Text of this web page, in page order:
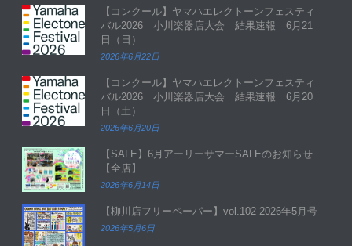
【コンクール】ヤマハエレクトーンフェスティ
バル2026 小川楽器店大会 結果速報 6月21
日（日）
2026年6月22日
【コンクール】ヤマハエレクトーンフェスティ
バル2026 小川楽器店大会 結果速報 6月20
日（土）
2026年6月20日
【SALE】6月アーリーサマーSALEのお知らせ
【全店】
2026年6月14日
【柳川店フリーペーパー】vol.102 2026年5月号
2026年5月6日